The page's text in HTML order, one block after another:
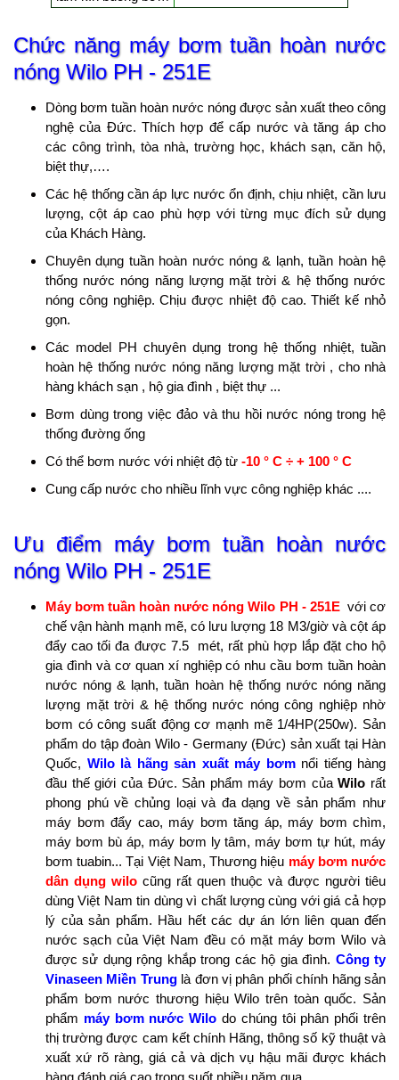
Chức năng máy bơm tuần hoàn nước
nóng Wilo PH - 251E
Dòng bơm tuần hoàn nước nóng được sản xuất theo công
nghệ của Đức. Thích hợp để cấp nước và tăng áp cho
các công trình, tòa nhà, trường học, khách sạn, căn hộ,
biệt thự,….
Các hệ thống cần áp lực nước ổn định, chịu nhiệt, cần lưu
lượng, cột áp cao phù hợp với từng mục đích sử dụng
của Khách Hàng.​
Chuyên dụng tuần hoàn nước nóng & lạnh, tuần hoàn hệ
thống nước nóng năng lượng mặt trời & hệ thống nước
nóng công nghiệp. Chịu được nhiệt độ cao. Thiết kế nhỏ
gọn.
Các model PH chuyên dụng trong hệ thống nhiệt, tuần
hoàn hệ thống nước nóng năng lượng mặt trời , cho nhà
hàng khách sạn , hộ gia đình , biệt thự ...
Bơm dùng trong việc đảo và thu hồi nước nóng trong hệ
thống đường ống
Có thể bơm nước với nhiệt độ từ -10 ° C ÷ + 100 ° C
Cung cấp nước cho nhiều lĩnh vực công nghiệp khác ....
Ưu điểm máy bơm tuần hoàn nước
nóng Wilo PH - 251E
Máy bơm tuần hoàn nước nóng Wilo PH - 251E với cơ
chế vận hành mạnh mẽ, có lưu lượng 18 M3/giờ và cột áp
đẩy cao tối đa được 7.5 mét, rất phù hợp lắp đặt cho hộ
gia đình và cơ quan xí nghiệp có nhu cầu bơm tuần hoàn
nước nóng & lạnh, tuần hoàn hệ thống nước nóng năng
lượng mặt trời & hệ thống nước nóng công nghiệp nhờ
bơm có công suất động cơ mạnh mẽ 1/4HP(250w). Sản
phẩm do tập đoàn Wilo - Germany (Đức) sản xuất tại Hàn
Quốc, Wilo là hãng sản xuất máy bơmnổi tiếng hàng
đầu thế giới của Đức. Sản phẩm máy bơm củaWilo rất
phong phú về chủng loại và đa dạng về sản phẩm như
máy bơm đẩy cao, máy bơm tăng áp, máy bơm chìm,
máy bơm bù áp, máy bơm ly tâm, máy bơm tự hút, máy
bơm tuabin... Tại Việt Nam, Thương hiệu máy bơm nước
dân dụng wilo cũng rất quen thuộc và được người tiêu
dùng Việt Nam tin dùng vì chất lượng cùng với giá cả hợp
lý của sản phẩm. Hầu hết các dự án lớn liên quan đến
nước sạch của Việt Nam đều có mặt máy bơm Wilo và
được sử dụng rộng khắp trong các hộ gia đình. Công ty
Vinaseen Miền Trunglà đơn vị phân phối chính hãng sản
phẩm bơm nước thương hiệu Wilo trên toàn quốc. Sản
phẩm máy bơm nước Wilo do chúng tôi phân phối trên
thị trường được cam kết chính Hãng, thông số kỹ thuật và
xuất xứ rõ ràng, giá cả và dịch vụ hậu mãi được khách